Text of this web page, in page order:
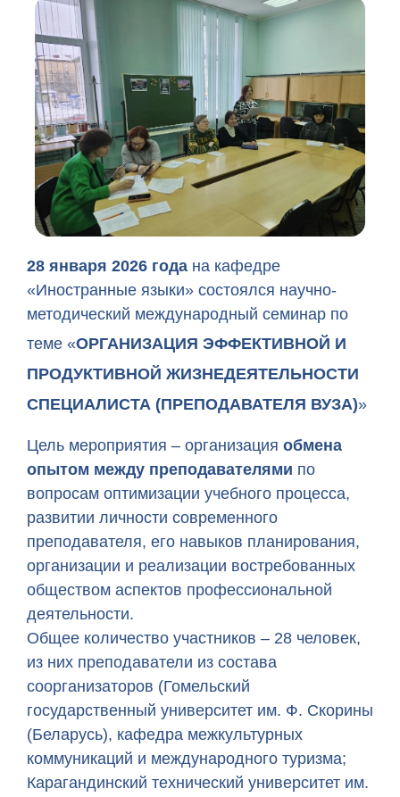
28 января 2026 года на кафедре
«Иностранные языки» состоялся научно-
методический международный семинар по
теме «ОРГАНИЗАЦИЯ ЭФФЕКТИВНОЙ И
ПРОДУКТИВНОЙ ЖИЗНЕДЕЯТЕЛЬНОСТИ
СПЕЦИАЛИСТА (ПРЕПОДАВАТЕЛЯ ВУЗА)»
Цель мероприятия – организация обмена
опытом между преподавателями по
вопросам оптимизации учебного процесса,
развитии личности современного
преподавателя, его навыков планирования,
организации и реализации востребованных
обществом аспектов профессиональной
деятельности.
Общее количество участников – 28 человек,
из них преподаватели из состава
соорганизаторов (Гомельский
государственный университет им. Ф. Скорины
(Беларусь), кафедра межкультурных
коммуникаций и международного туризма;
Карагандинский технический университет им.